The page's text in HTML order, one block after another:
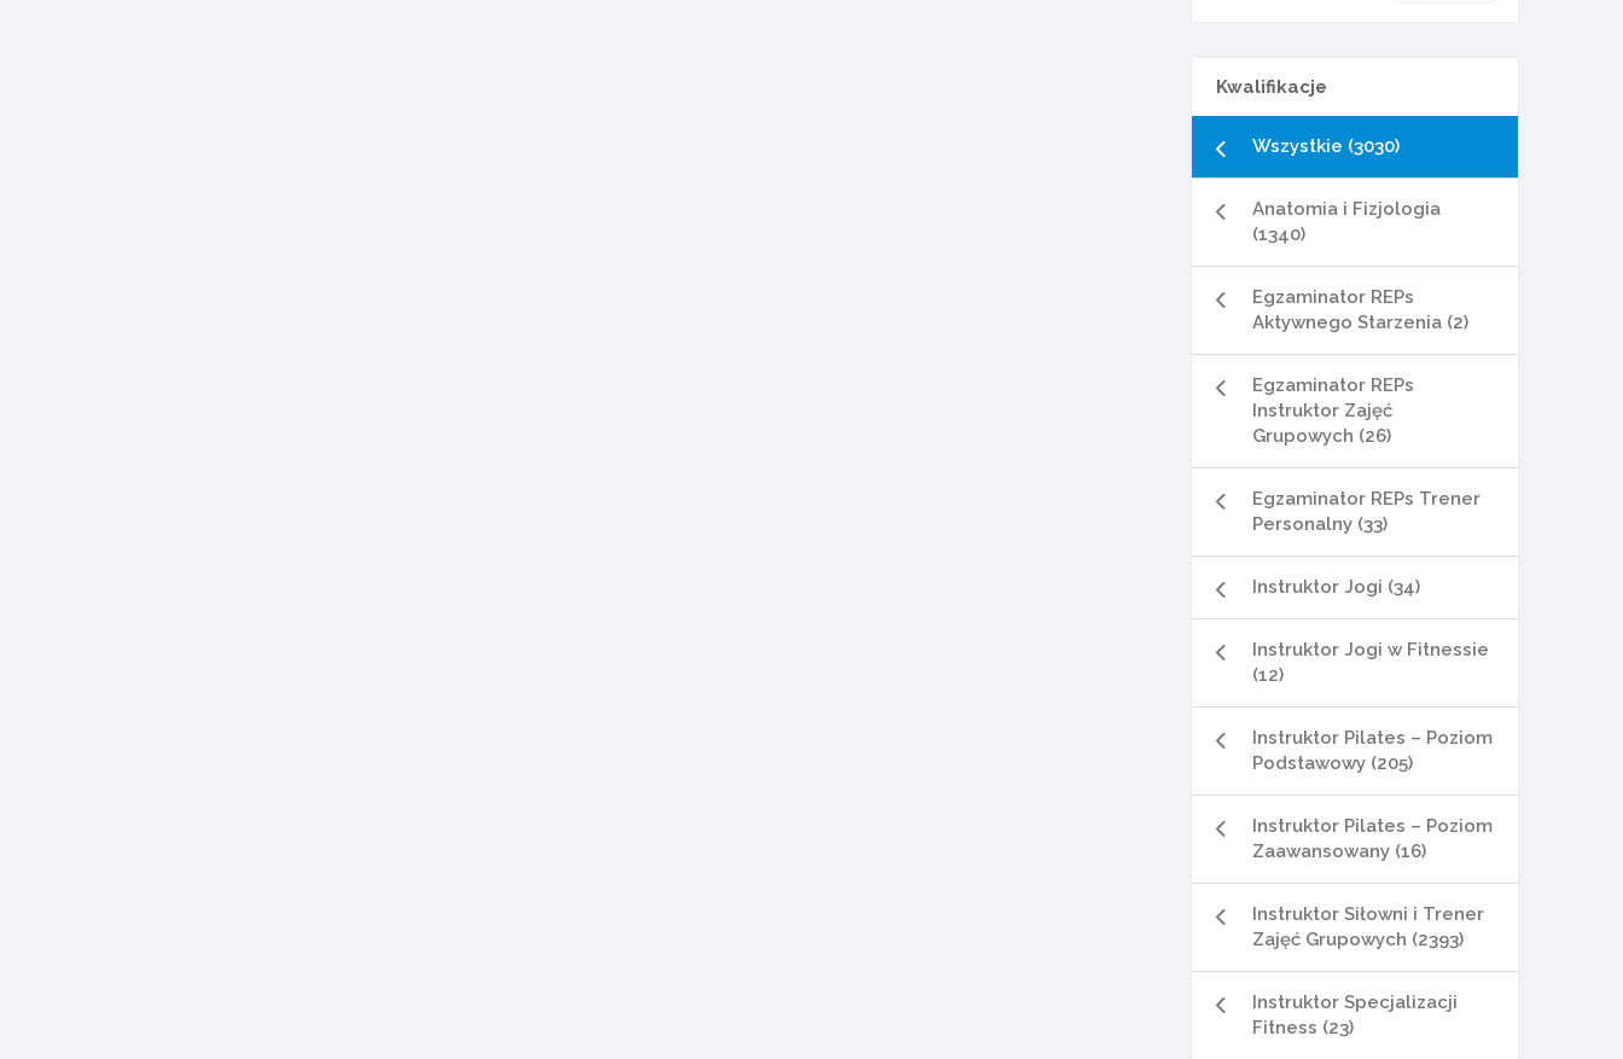
Kwalifikacje
Wszystkie (3030)
Anatomia i Fizjologia
(1340)
Egzaminator REPs
Aktywnego Starzenia (2)
Egzaminator REPs
Instruktor Zajęć
Grupowych (26)
Egzaminator REPs Trener
Personalny (33)
Instruktor Jogi (34)
Instruktor Jogi w Fitnessie
(12)
Instruktor Pilates – Poziom
Podstawowy (205)
Instruktor Pilates – Poziom
Zaawansowany (16)
Instruktor Siłowni i Trener
Zajęć Grupowych (2393)
Instruktor Specjalizacji
Fitness (23)